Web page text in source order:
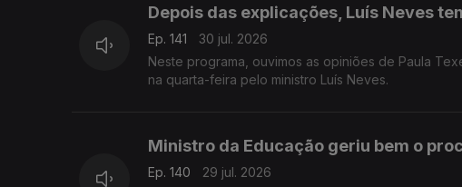
Depois das explicações, Luís Neves
Ep. 141
30 jul. 2026
Neste programa, ouvimos as opiniões de Paula
na quarta-feira pelo ministro Luís Neves.
Ministro da Educação geriu bem o
Ep. 140
29 jul. 2026